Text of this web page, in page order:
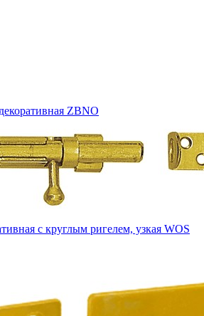
ZBNO
с круглым ригелем, узкая WOS